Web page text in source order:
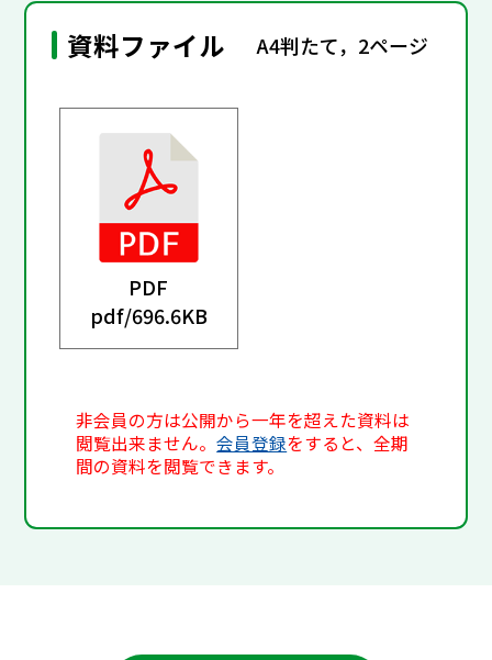
資料ファイル A4判たて，2ページ
PDF
pdf/696.6KB
非会員の方は公開から一年を超えた資料は
閲覧出来ません。会員登録をすると、全期
間の資料を閲覧できます。